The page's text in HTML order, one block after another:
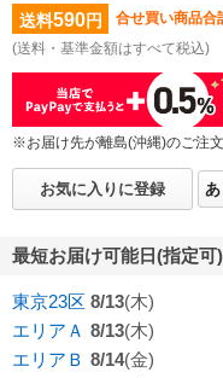
送料590円 合せ買い商品合
(送料・基準金額はすべて税込)
※お届け先が離島(沖縄)のご注
お気に入りに登録 あ
最短お届け可能日(指定可
東京23区 8/13(木)
エリアＡ 8/13(木)
エリアＢ 8/14(金)